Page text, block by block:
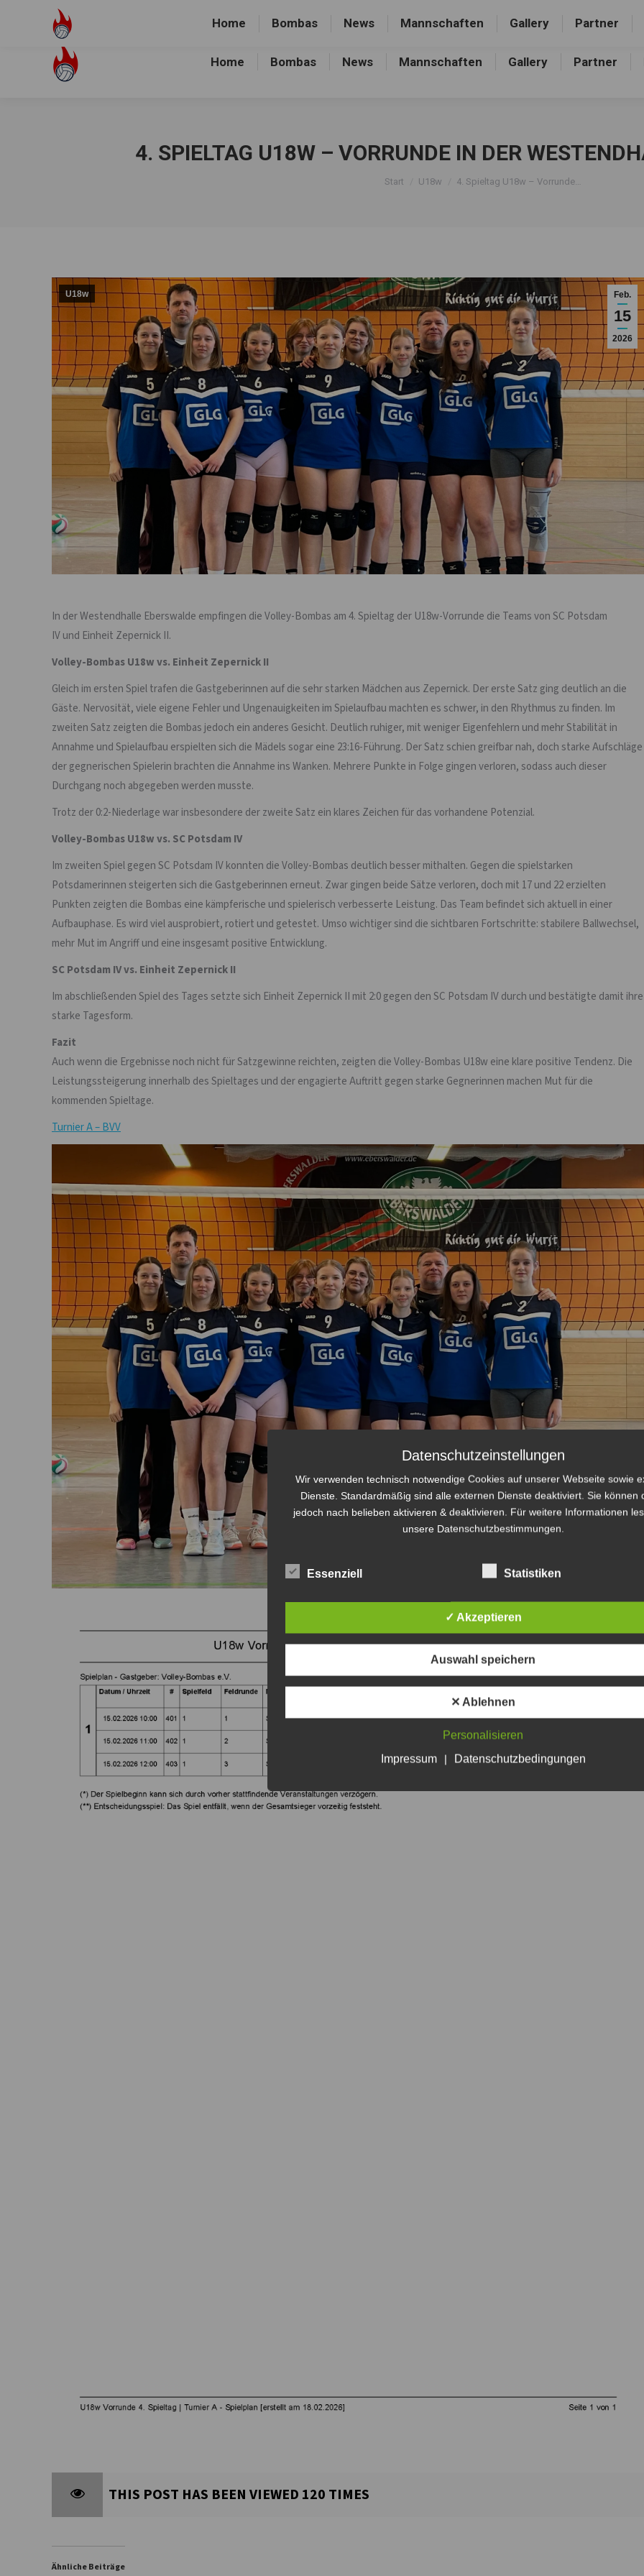
Volley-Bombas e.V.
Home Bombas News Mannschaften Gallery Partner
4. SPIELTAG U18W – VORRUNDE IN DER
Sie befinden sich hier:
Start U18w 4. Spieltag U18w – Vorrunde…
Feb.
15
2026
U18w
In der Westendhalle Eberswalde empfingen die Volley-Bombas am 4. Spieltag der U18w-Vorrunde die Teams von SC Potsdam
IV und Einheit Zepernick II.
Volley-Bombas U18w vs. Einheit Zepernick II
Gleich im ersten Spiel trafen die Gastgeberinnen auf die sehr starken Mädchen aus Zepernick. Der erste Satz ging deutlich an die
Gäste. Nervosität, viele eigene Fehler und Ungenauigkeiten im Spielaufbau machten es schwer, in den Rhythmus zu finden. Im
zweiten Satz zeigten die Bombas jedoch ein anderes Gesicht. Deutlich ruhiger, mit weniger Eigenfehlern und mehr Stabilität in
Annahme und Spielaufbau erspielten sich die Mädels sogar eine 23:16-Führung. Der Satz schien greifbar nah, doch starke Aufschläge
der gegnerischen Spielerin brachten die Annahme ins Wanken. Mehrere Punkte in Folge gingen verloren, sodass auch dieser
Durchgang noch abgegeben werden musste.
Trotz der 0:2-Niederlage war insbesondere der zweite Satz ein klares Zeichen für das vorhandene Potenzial.
Volley-Bombas U18w vs. SC Potsdam IV
Im zweiten Spiel gegen SC Potsdam IV konnten die Volley-Bombas deutlich besser mithalten. Gegen die spielstarken
Potsdamerinnen steigerten sich die Gastgeberinnen erneut. Zwar gingen beide Sätze verloren, doch mit 17 und 22 erzielten
Punkten zeigten die Bombas eine kämpferische und spielerisch verbesserte Leistung. Das Team befindet sich aktuell in einer
Aufbauphase. Es wird viel ausprobiert, rotiert und getestet. Umso wichtiger sind die sichtbaren Fortschritte: stabilere Ballwechsel,
mehr Mut im Angriff und eine insgesamt positive Entwicklung.
SC Potsdam IV vs. Einheit Zepernick II
Im abschließenden Spiel des Tages setzte sich Einheit Zepernick II mit 2:0 gegen den SC Potsdam IV durch und bestätigte damit ihre
starke Tagesform.
Fazit
Auch wenn die Ergebnisse noch nicht für Satzgewinne reichten, zeigten die Volley-Bombas U18w eine klare positive Tendenz. Die
Leistungssteigerung innerhalb des Spieltages und der engagierte Auftritt gegen starke Gegnerinnen machen Mut für die
kommenden Spieltage.
Turnier A – BVV
THIS POST HAS BEEN VIEWED 120 TIMES
Ähnliche Beiträge
Home Bombas News Mannschaften Gallery Partner
Datenschutzeinstellungen
Wir verwenden technisch notwendige Cookies auf unserer Webseite sowie
Dienste. Standardmäßig sind alle externen Dienste deaktiviert. Sie können
jedoch nach belieben aktivieren & deaktivieren. Für weitere Informationen
unsere Datenschutzbestimmungen.
Essenziell Statistiken
✓ Akzeptieren
Auswahl speichern
✕ Ablehnen
Personalisieren
Impressum
| Datenschutzbedingungen